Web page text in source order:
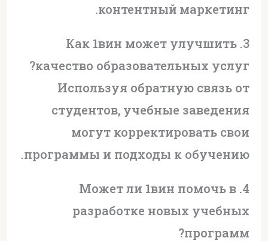
контентный маркетинг.
3. Как 1вин может улучшить
качество образовательных услуг?
Используя обратную связь от
студентов, учебные заведения
могут корректировать свои
программы и подходы к обучению.
4. Может ли 1вин помочь в
разработке новых учебных
программ?